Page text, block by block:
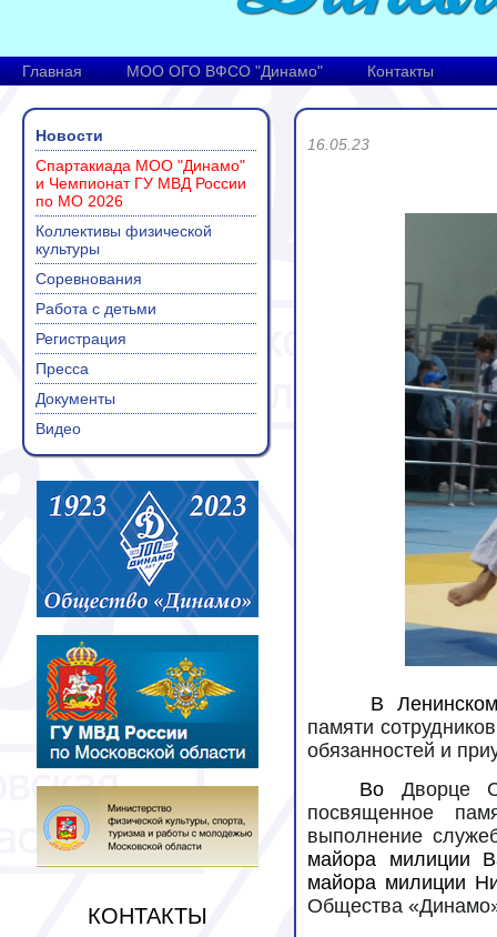
Главная МОО ОГО ВФСО "Динамо" Контакты
Новости
Спартакиада МОО "Динамо"
и Чемпионат ГУ МВД России
по МО 2026
Коллективы физической
культуры
Соревнования
Работа с детьми
Регистрация
Пресса
Документы
Видео
КОНТАКТЫ
16.05.23
В
памяти
обязанностей и
Во Дворце
посвященное
выполнение
майора милиции
майора милиции
Общества